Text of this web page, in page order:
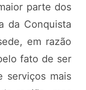
parte dos
da Conquista
em razão
fato de ser
serviços mais